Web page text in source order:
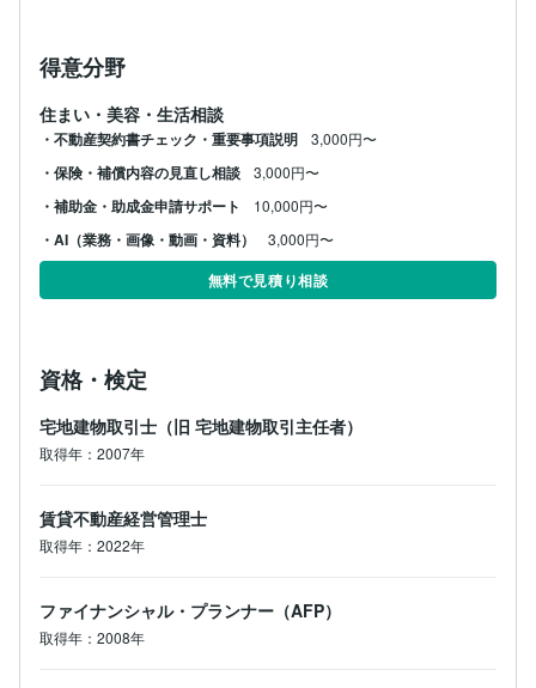
得意分野
住まい・美容・生活相談
・不動産契約書チェック・重要事項説明 3,000円〜
・保険・補償内容の見直し相談 3,000円〜
・補助金・助成金申請サポート 10,000円〜
・AI（業務・画像・動画・資料） 3,000円〜
無料で見積り相談
資格・検定
宅地建物取引士（旧 宅地建物取引主任者）
取得年：2007年
賃貸不動産経営管理士
取得年：2022年
ファイナンシャル・プランナー（AFP）
取得年：2008年